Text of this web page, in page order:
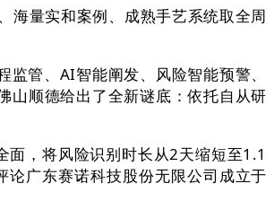
量实和案例、成熟手艺系统取全周
管、AI智能阐发、风险智能预警、
山顺德给出了全新谜底：依托自从研
，将风险识别时长从2天缩短至1.1
广东赛诺科技股份无限公司成立于